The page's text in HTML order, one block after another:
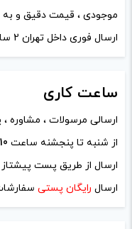
موجودی ، قیمت دقیق و به
ارسال فوری داخل تهران 2 ساعت / دیگر شهرها 2 تا 4 روز
ساعت کاری
ارسالی مرسولات ، مشاوره
از شنبه تا پنجشنه ساعت 10
ارسال از طریق پست پیشتاز
ارسال رایگان پستی